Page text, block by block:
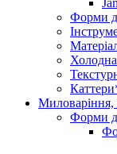
Форми
Миловаріння,
Форми